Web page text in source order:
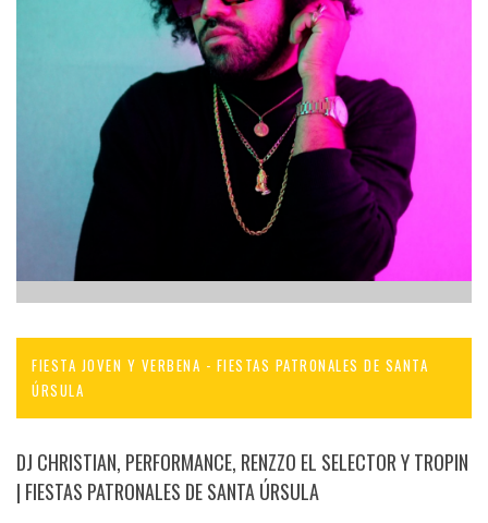
FIESTA JOVEN Y VERBENA - FIESTAS PATRONALES DE SANTA
ÚRSULA
DJ CHRISTIAN, PERFORMANCE, RENZZO EL SELECTOR Y TROPIN
| FIESTAS PATRONALES DE SANTA ÚRSULA